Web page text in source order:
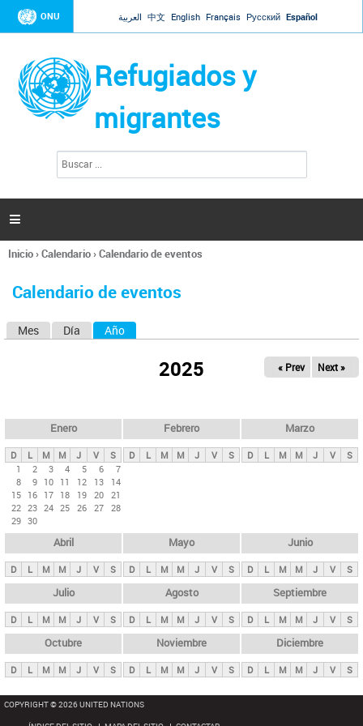
Jump to navigation
ONU العربية 中文 English Français Русский Español
Refugiados y
migrantes
l
d
s

Se
usted
Inicio›Calendario›Calendario de eventos
Calendario de eventos
s
p
n
i
p
a
l
s
Mes Día Año
2025 « Prev Next »
Enero
D L M M J V
S
1
2 3 4 5 6
7
8
9 10 11 12 13
14
15 16 17 18 19 20 21
22 23 24 25 26 27 28
29 30
Febrero
D L M M J V S
Marzo
D L M M J V S
Abril
D L M M J V S
Mayo
D L M M J V S
Junio
D L M M J V S
Julio
D L M M J V S
Agosto
D L M M J V S
Septiembre
D L M M J V S
Octubre
D L M M J V S
Noviembre
D L M M J V S
Diciembre
D L M M J V S
COPYRIGHT © 2026 UNITED NATIONS